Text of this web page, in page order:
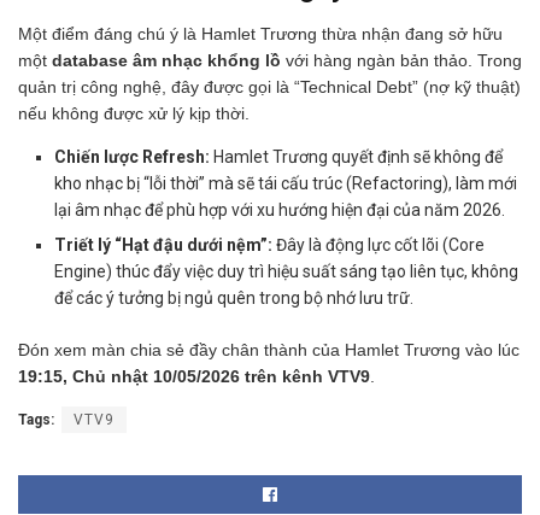
Một điểm đáng chú ý là Hamlet Trương thừa nhận đang sở hữu
một database âm nhạc khổng lồ với hàng ngàn bản thảo. Trong
quản trị công nghệ, đây được gọi là “Technical Debt” (nợ kỹ thuật)
nếu không được xử lý kịp thời.
Chiến lược Refresh: Hamlet Trương quyết định sẽ không để
kho nhạc bị “lỗi thời” mà sẽ tái cấu trúc (Refactoring), làm mới
lại âm nhạc để phù hợp với xu hướng hiện đại của năm 2026.
Triết lý “Hạt đậu dưới nệm”: Đây là động lực cốt lõi (Core
Engine) thúc đẩy việc duy trì hiệu suất sáng tạo liên tục, không
để các ý tưởng bị ngủ quên trong bộ nhớ lưu trữ.
Đón xem màn chia sẻ đầy chân thành của Hamlet Trương vào lúc
19:15, Chủ nhật 10/05/2026 trên kênh VTV9.
Tags: VTV9